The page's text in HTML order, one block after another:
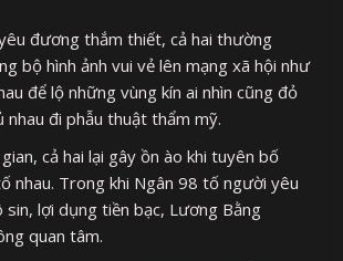
đương thắm thiết, cả hai thường
bộ hình ảnh vui vẻ lên mạng xã hội như
để lộ những vùng kín ai nhìn cũng đỏ
nhau đi phẫu thuật thẩm mỹ.
cả hai lại gây ồn ào khi tuyên bố
nhau. Trong khi Ngân 98 tố người yêu
sin, lợi dụng tiền bạc, Lương Bằng
quan tâm.